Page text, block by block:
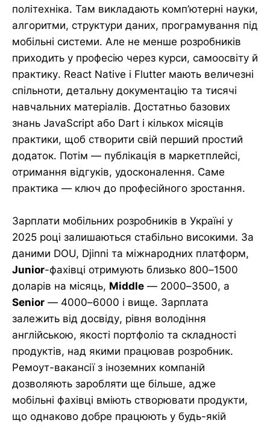
політехніка. Там викладають комп’ютерні науки,
алгоритми, структури даних, програмування під
мобільні системи. Але не менше розробників
приходить у професію через курси, самоосвіту й
практику. React Native і Flutter мають величезні
спільноти, детальну документацію та тисячі
навчальних матеріалів. Достатньо базових
знань JavaScript або Dart і кількох місяців
практики, щоб створити свій перший простий
додаток. Потім — публікація в маркетплейсі,
отримання відгуків, удосконалення. Саме
практика — ключ до професійного зростання.
Зарплати мобільних розробників в Україні у
2025 році залишаються стабільно високими. За
даними DOU, Djinni та міжнародних платформ,
Junior-фахівці отримують близько 800–1500
доларів на місяць, Middle — 2000–3500, а
Senior — 4000–6000 і вище. Зарплата
залежить від досвіду, рівня володіння
англійською, якості портфоліо та складності
продуктів, над якими працював розробник.
Ремоут-вакансії з іноземних компаній
дозволяють заробляти ще більше, адже
мобільні фахівці вміють створювати продукти,
що однаково добре працюють у будь-якій